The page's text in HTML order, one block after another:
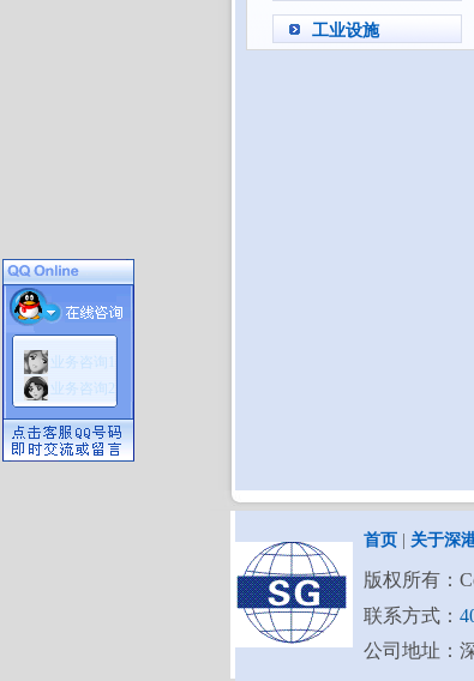
工业设施
首页| 关于深
版权所有：
联系方式：
公司地址：
业务咨询1
业务咨询2